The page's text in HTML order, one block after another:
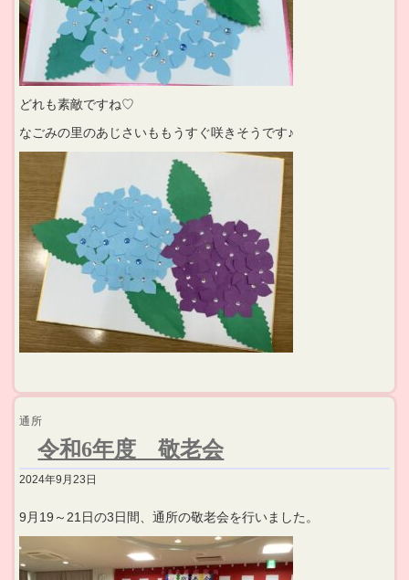
どれも素敵ですね♡
なごみの里のあじさいももうすぐ咲きそうです♪
通所
令和6年度 敬老会
2024年9月23日
9月19～21日の3日間、通所の敬老会を行いました。